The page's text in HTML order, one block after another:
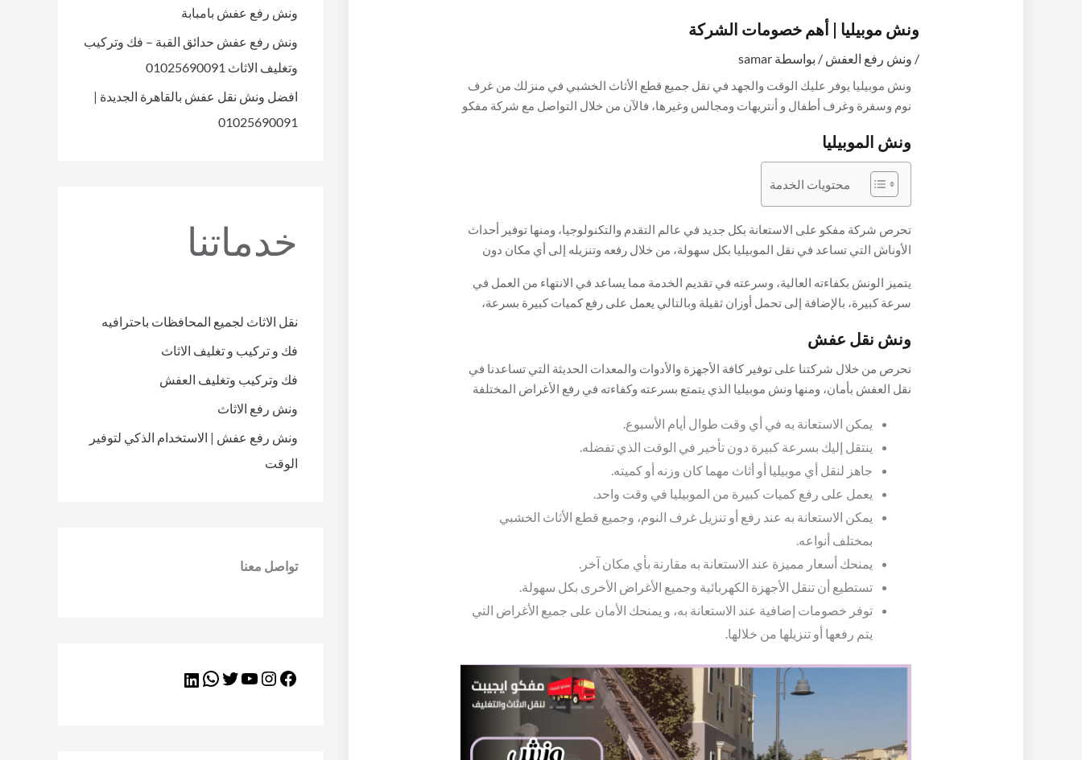
ونش موبيليا | أهم خصومات الشركة
/ ونش رفع العفش / بواسطة samar
ونش موبيليا يوفر عليك الوقت والجهد في نقل جميع قطع الأثاث الخشبي في منزلك من غرف
نوم وسفرة وغرف أطفال و أنتريهات ومجالس وغيرها، فالآن من خلال التواصل مع شركة مفكو
جاهزة لخدمتك في الوقت الذي تحدده بأرخص الأسعار التنافسية، فقط تواصل معها واترك
المهمة عليها دون قلق أو خوف.
ونش الموبيليا
محتويات الخدمة
تحرص شركة مفكو على الاستعانة بكل جديد في عالم التقدم والتكنولوجيا، ومنها توفير أحداث
الأوناش التي تساعد في نقل الموبيليا بكل سهولة، من خلال رفعه وتنزيله إلى أي مكان دون
قطع الأثاث المنزلي وانقلها بأمان دون أي ضرر من خلال الاستعانة بالونش الموجود لدينا.
يتميز الونش بكفاءته العالية، وسرعته في تقديم الخدمة مما يساعد في الانتهاء من العمل في
سرعة كبيرة، بالإضافة إلى تحمل أوزان ثقيلة وبالتالي يعمل على رفع كميات كبيرة بسرعة،
خدمتك بأقل الأسعار وبأقصى سرعة ممكنة.
ونش نقل عفش
نحرص من خلال شركتنا على توفير كافة الأجهزة والأدوات والمعدات الحديثة التي تساعدنا في
نقل العفش بأمان، ومنها ونش موبيليا الذي يتمتع بسرعته وكفاءته في رفع الأغراض المختلفة
يمكن الاستعانة به في أي وقت طوال أيام الأسبوع.
ينتقل إليك بسرعة كبيرة دون تأخير في الوقت الذي تفضله.
جاهز لنقل أي موبيليا أو أثاث مهما كان وزنه أو كميته.
يعمل على رفع كميات كبيرة من الموبيليا في وقت واحد.
يمكن الاستعانة به عند رفع أو تنزيل غرف النوم، وجميع قطع الأثاث الخشبي
بمختلف أنواعه.
يمنحك أسعار مميزة عند الاستعانة به مقارنة بأي مكان آخر.
تستطيع أن تنقل الأجهزة الكهربائية وجميع الأغراض الأخرى بكل سهولة.
توفر خصومات إضافية عند الاستعانة به، و يمنحك الأمان على جميع الأغراض التي
يتم رفعها أو تنزيلها من خلالها.
ونش رفع عفش بامبابة
ونش رفع عفش حدائق القبة – فك وتركيب
وتغليف الاثاث 01025690091
افضل ونش نقل عفش بالقاهرة الجديدة |
01025690091
خدماتنا
نقل الاثاث لجميع المحافظات باحترافيه
فك و تركيب و تغليف الاثاث
فك وتركيب وتغليف العفش
ونش رفع الاثاث
ونش رفع عفش | الاستخدام الذكي لتوفير
الوقت
تواصل معنا